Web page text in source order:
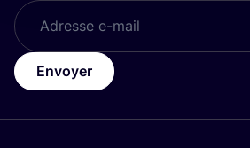
Envoyer